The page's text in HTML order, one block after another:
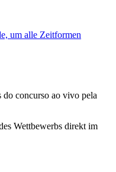
um alle Zeitformen
do concurso ao vivo pela
Wettbewerbs direkt im